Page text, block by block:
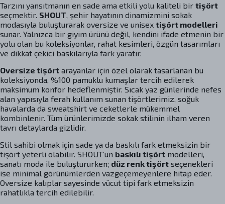
Tarzını yansıtmanın en sade ama etkili yolu kaliteli bir tişört
seçmektir. SHOUT, şehir hayatının dinamizmini sokak
modasıyla buluşturarak oversize ve unisex tişört modelleri
sunar. Yalnızca bir giyim ürünü değil, kendini ifade etmenin bir
yolu olan bu koleksiyonlar, rahat kesimleri, özgün tasarımları
ve dikkat çekici baskılarıyla fark yaratır.
Oversize tişört arayanlar için özel olarak tasarlanan bu
koleksiyonda, %100 pamuklu kumaşlar tercih edilerek
maksimum konfor hedeflenmiştir. Sıcak yaz günlerinde nefes
alan yapısıyla ferah kullanım sunan tişörtlerimiz, soğuk
havalarda da sweatshirt ve ceketlerle mükemmel
kombinlenir. Tüm ürünlerimizde sokak stilinin ilham veren
tavrı detaylarda gizlidir.
Stil sahibi olmak için sade ya da baskılı fark etmeksizin bir
tişört yeterli olabilir. SHOUT’un baskılı tişört modelleri,
sanatı moda ile buluştururken; düz renk tişört seçenekleri
ise minimal görünümlerden vazgeçemeyenlere hitap eder.
Oversize kalıplar sayesinde vücut tipi fark etmeksizin
rahatlıkla tercih edilebilir.